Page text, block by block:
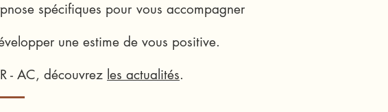
spécifiques pour vous accompagner
une estime de vous positive.
- AC, découvrez les actualités.